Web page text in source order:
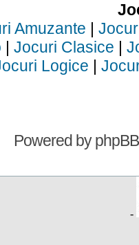
Amuzante |
| Jocuri Clasice |
Logice |
Powered byphpBB
-